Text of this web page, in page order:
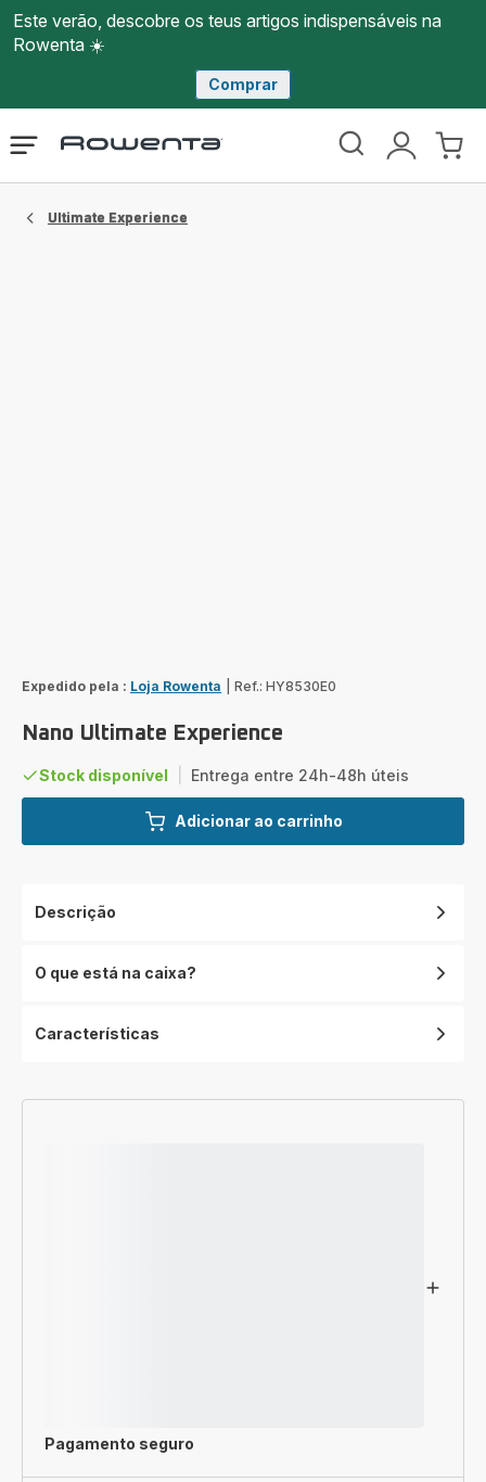
Este verão, descobre os teus artigos indispensáveis na
Rowenta ☀️
Comprar
Página
Rowenta
O
Abrir
Ultimate Experience
Expedido pela : Loja Rowenta Ref.: HY8530E0
Nano Ultimate Experience
Stock disponível Entrega entre 24h-48h úteis
Adicionar ao carrinho
Descrição
O que está na caixa?
Características
Pagamento seguro